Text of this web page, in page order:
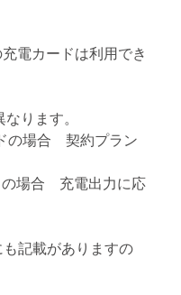
電カードは利用でき
ります。
の場合 契約プラン
の場合 充電出力に応
記載がありますの